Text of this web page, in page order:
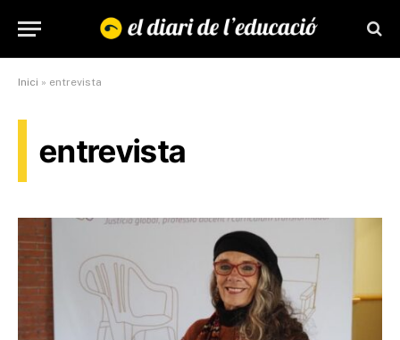
Inici » entrevista
entrevista